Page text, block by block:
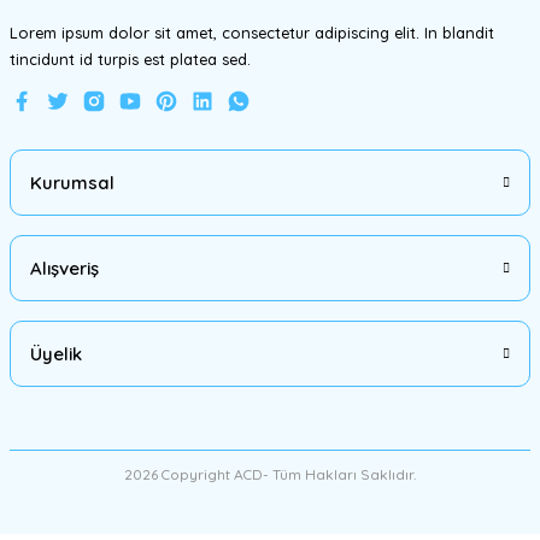
Lorem ipsum dolor sit amet, consectetur adipiscing elit. In blandit
tincidunt id turpis est platea sed.
Kurumsal
Alışveriş
Üyelik
2026 Copyright ACD- Tüm Hakları Saklıdır.